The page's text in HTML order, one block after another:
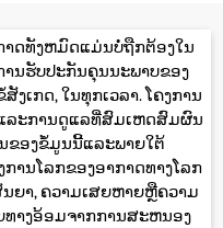
ດທັງຫມົດແມ່ນບໍ່ຖືກຕ້ອງໃນ
ານຮັບປະກັນຄຸນນະພາບຂອງ
ງເກດ, ໃນທຸກເວລາ. ໂຄງການ
ລະການດູແລທີ່ສົມເຫດສົມຜົນ
ຂອງຂໍ້ມູນນີ້ແລະພາຍໃຕ້
ານໂລກຂອງອາກາດທາງໂລກ
ຍາ, ຄວາມເສຍຫາຍຫຼືຄວາມ
ທາງອ້ອມຈາກການສະຫນອງ